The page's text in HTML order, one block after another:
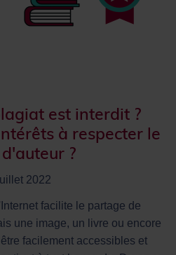
est interdit ?
à respecter le
?
2022
facilite le partage de
une image, un livre ou encore
facilement accessibles et